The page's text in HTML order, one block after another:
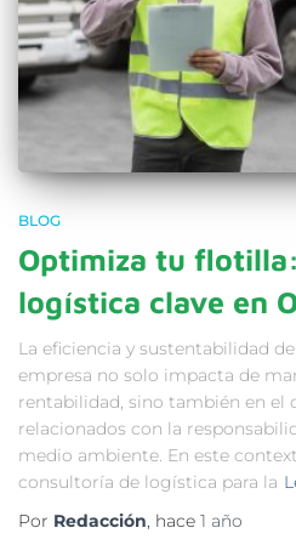
BLOG
Optimiza tu
logística clave en
La eficiencia y sustentabilidad
empresa no solo impacta de
rentabilidad, sino también en
relacionados con la
medio ambiente. En este
consultoría de logística para la
Por Redacción, hace 1 año